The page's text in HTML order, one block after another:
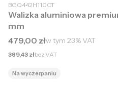
BGQ442H110CT
Walizka aluminiowa
mm
Cena brutto
479,00 złw tym 23%VAT
Cena netto
389,43 złbez VAT
Na wyczerpaniu